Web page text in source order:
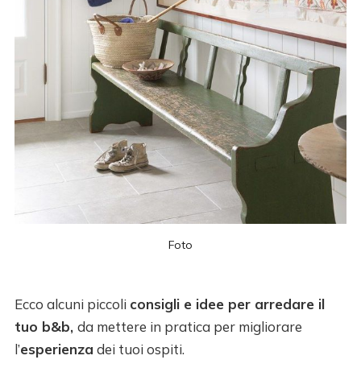
Foto
Ecco alcuni piccoli consigli e idee per arredare il
tuo b&b, da mettere in pratica per migliorare
l’esperienza dei tuoi ospiti.